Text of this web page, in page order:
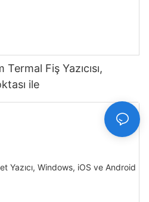
Fiş Yazıcısı,
ile